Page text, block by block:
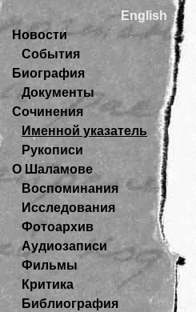
English
Новости
События
Биография
Документы
Сочинения
Именной указатель
Рукописи
О Шаламове
Воспоминания
Исследования
Фотоархив
Аудиозаписи
Фильмы
Критика
Библиография